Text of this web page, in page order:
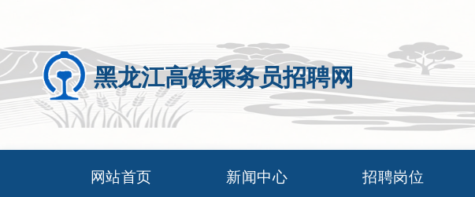
黑龙江高铁乘务员招聘网
网站首页 新闻中心 招聘岗位